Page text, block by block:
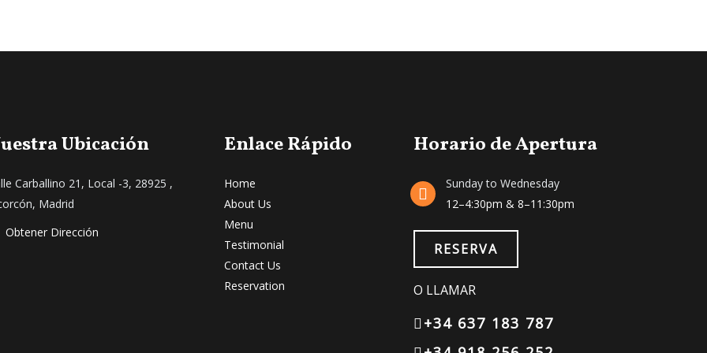
Ubicación
Carballino 21, Local -3, 28925 ,
Madrid
Obtener Dirección
Enlace Rápido
Home
About Us
Menu
Testimonial
Contact Us
Reservation
Horario de Apertura
Sunday to Wednesday
12–4:30pm & 8–11:30pm
RESERVA
O LLAMAR
+34 637 183 787